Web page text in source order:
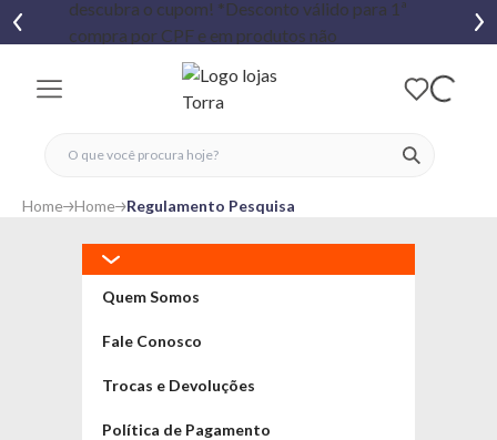
ver
fechar menu
fechar menu
favoritos
Home Home Regulamento Pesquisa
Quem Somos
Fale Conosco
Trocas e Devoluções
Política de Pagamento